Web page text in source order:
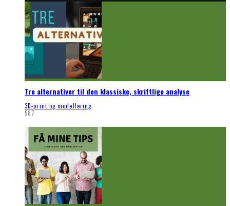
Tre alternativer til den klassiske, skriftlige analyse
3D-print og modellering
587